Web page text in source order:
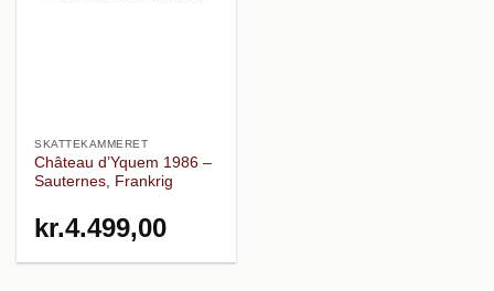
SKATTEKAMMERET
Château d’Yquem 1986 –
Sauternes, Frankrig
kr.4.499,00